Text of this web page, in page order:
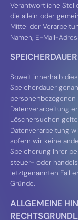
Verantwortliche
die allein oder
Mittel der
Namen, E-Mail-
SPEICHERDAUER
Soweit innerhalb
Speicherdauer
Datenverarbeitung
Löschersuchen
Datenverarbeitung
sofern wir keine
Speicherung Ihrer
steuer- oder
letztgenannten Fall
Gründe.
ALLGEMEINE